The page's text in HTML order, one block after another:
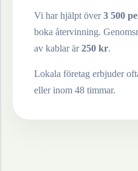
Vi har hjälpt över3 500
boka återvinning.
av kablarär250 kr.
Lokala företag erbjuder
eller inom 48 timmar.